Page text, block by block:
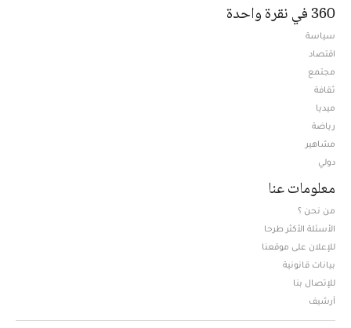
360 في نقرة واحدة
سياسة
اقتصاد
مجتمع
ثقافة
ميديا
رياضة
مشاهير
دولي
معلومات عنا
من نحن ؟
الأسئلة الأكثر طرحا
للإعلان على موقعنا
بيانات قانونية
للإتصال بنا
أرشيف